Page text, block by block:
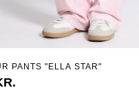
PANTS "ELLA STAR"